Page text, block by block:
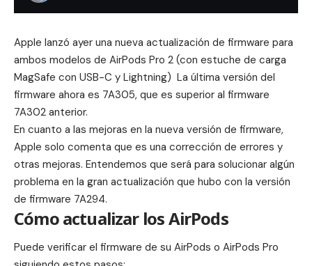
Apple lanzó ayer una nueva actualización de firmware para
ambos modelos de AirPods Pro 2 (con estuche de carga
MagSafe con USB-C y Lightning) La última versión del
firmware ahora es 7A305, que es superior al firmware
7A302 anterior.
En cuanto a las mejoras en la nueva versión de firmware,
Apple solo comenta que es una corrección de errores y
otras mejoras. Entendemos que será para solucionar algún
problema en la gran actualización que hubo con la versión
de firmware 7A294.
Cómo actualizar los AirPods
Puede verificar el firmware de su ‌‌‌AirPods‌‌ o ‌‌‌‌‌‌AirPods Pro‌‌‌‌‌‌‌